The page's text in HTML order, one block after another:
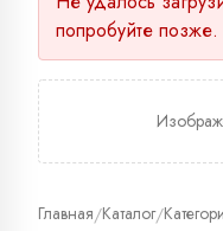
попробуйте позже.
Главная/Каталог/